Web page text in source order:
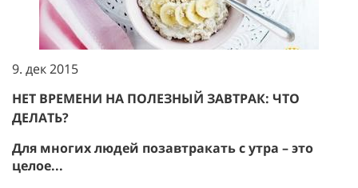
9. дек 2015
НЕТ ВРЕМЕНИ НА ПОЛЕЗНЫЙ ЗАВТРАК: ЧТО
ДЕЛАТЬ?
Для многих людей позавтракать с утра – это
целое...